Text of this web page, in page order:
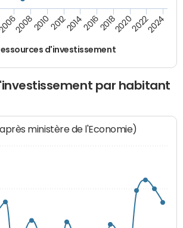
d'investissement
200820102012201420162018202020222024
par habitant
ministère de l'Economie)